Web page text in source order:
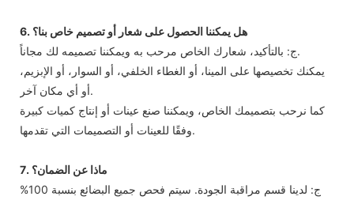
6. هل يمكننا الحصول على شعار أو تصميم خاص بنا؟
ج: بالتأكيد، شعارك الخاص مرحب به ويمكننا تصميمه لك مجاناً.
يمكنك تخصيصها على المينا، أو الغطاء الخلفي، أو السوار، أو الإبزيم،
أو أي مكان آخر.
كما نرحب بتصميمك الخاص، ويمكننا صنع عينات أو إنتاج كميات كبيرة
وفقًا للعينات أو التصميمات التي تقدمها.
7. ماذا عن الضمان؟
ج: لدينا قسم مراقبة الجودة. سيتم فحص جميع البضائع بنسبة 100%